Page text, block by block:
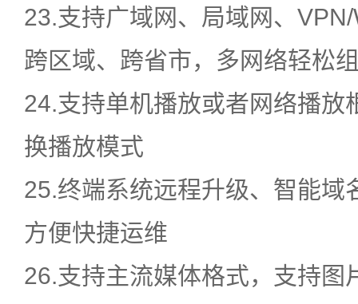
23.支持广域网、局域网、
跨区域、跨省市，多网络轻松
24.支持单机播放或者网络播放
换播放模式
25.终端系统远程升级、智能域
方便快捷运维
26.支持主流媒体格式，支持图